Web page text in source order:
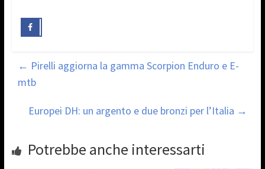
← Pirelli aggiorna la gamma Scorpion Enduro e E-
mtb
Europei DH: un argento e due bronzi per l’Italia →
Potrebbe anche interessarti